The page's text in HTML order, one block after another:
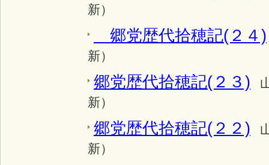
新）
郷党歴代拾穂記(２４)
新）
郷党歴代拾穂記(２３)
新）
郷党歴代拾穂記(２２)
新）